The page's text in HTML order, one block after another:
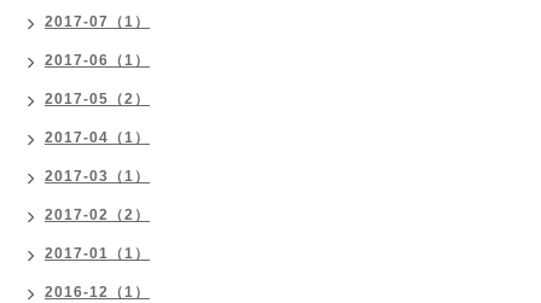
2017-07（1）
2017-06（1）
2017-05（2）
2017-04（1）
2017-03（1）
2017-02（2）
2017-01（1）
2016-12（1）